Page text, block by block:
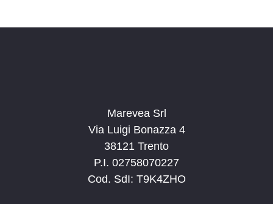
Marevea Srl
Via Luigi Bonazza 4
38121 Trento
P.I. 02758070227
Cod. SdI: T9K4ZHO